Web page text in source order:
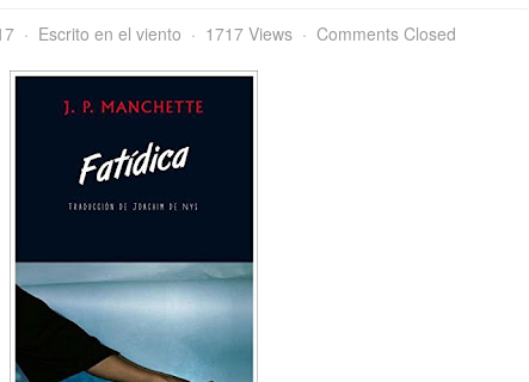
Escrito en el viento 1717 Views Comments Closed